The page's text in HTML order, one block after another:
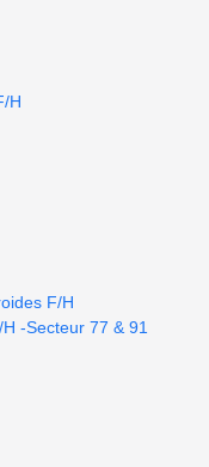
H
F/H
-Secteur 77 & 91